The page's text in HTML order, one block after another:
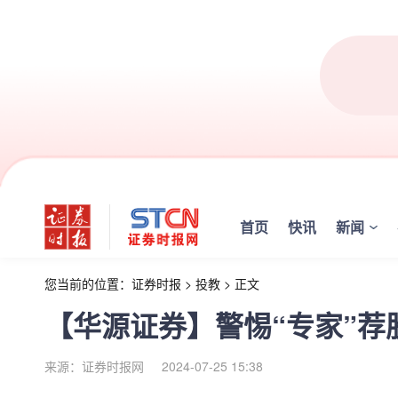
首页 快讯 新闻
您当前的位置： 证券时报 > 投教 > 正文
【华源证券】警惕“专家”
来源：证券时报网 2024-07-25 15:38